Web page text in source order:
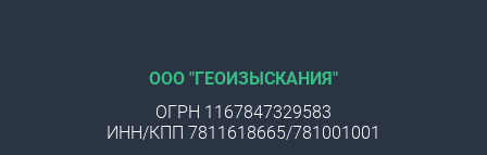
ООО "ГЕОИЗЫСКАНИЯ"
ОГРН 1167847329583
ИНН/КПП 7811618665/781001001